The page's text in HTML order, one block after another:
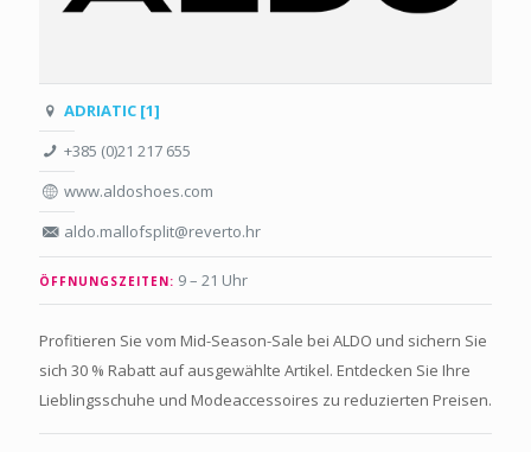
ADRIATIC [1]
+385 (0)21 217 655
www.aldoshoes.com
aldo.mallofsplit@reverto.hr
ÖFFNUNGSZEITEN: 9 – 21 Uhr
Profitieren Sie vom Mid-Season-Sale bei ALDO und sichern Sie
sich 30 % Rabatt auf ausgewählte Artikel. Entdecken Sie Ihre
Lieblingsschuhe und Modeaccessoires zu reduzierten Preisen.